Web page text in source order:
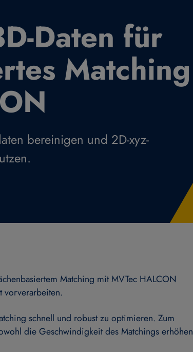
Daten für
Matching
bereinigen und 2D-xyz-
Matching mit MVTec HALCON
vorverarbeiten.
schnell und robust zu optimieren. Zum
die Geschwindigkeit des Matchings erhöhen